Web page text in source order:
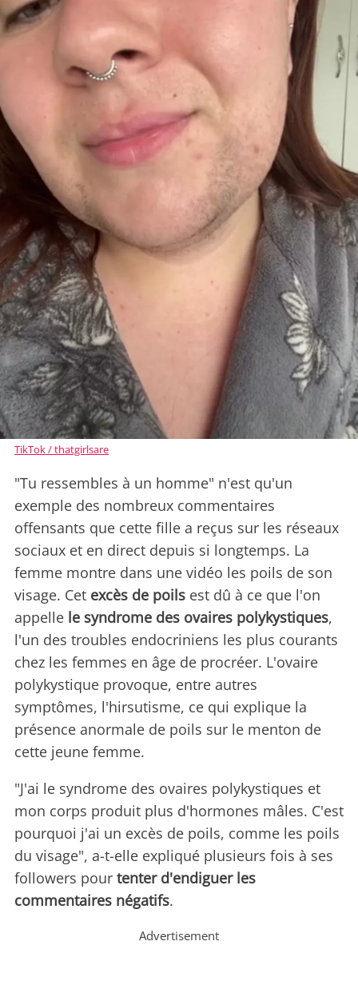
TikTok / thatgirlsare
"Tu ressembles à un homme" n'est qu'un
exemple des nombreux commentaires
offensants que cette fille a reçus sur les réseaux
sociaux et en direct depuis si longtemps. La
femme montre dans une vidéo les poils de son
visage. Cet excès de poils est dû à ce que l'on
appelle le syndrome des ovaires polykystiques,
l'un des troubles endocriniens les plus courants
chez les femmes en âge de procréer. L'ovaire
polykystique provoque, entre autres
symptômes, l'hirsutisme, ce qui explique la
présence anormale de poils sur le menton de
cette jeune femme.
"J'ai le syndrome des ovaires polykystiques et
mon corps produit plus d'hormones mâles. C'est
pourquoi j'ai un excès de poils, comme les poils
du visage", a-t-elle expliqué plusieurs fois à ses
followers pour tenter d'endiguer les
commentaires négatifs.
Advertisement